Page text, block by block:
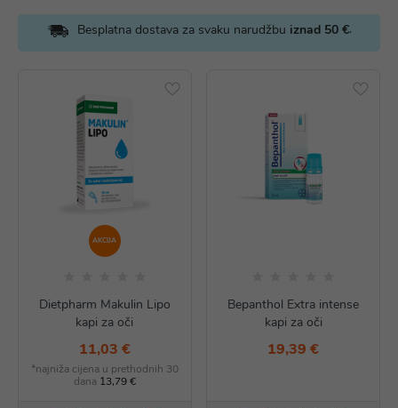
Besplatna dostava za svaku narudžbu iznad 50 €.
AKCIJA
Dietpharm Makulin Lipo
kapi za oči
11,03 €
*najniža cijena u prethodnih 30
dana 13,79 €
Bepanthol Extra intense
kapi za oči
19,39 €